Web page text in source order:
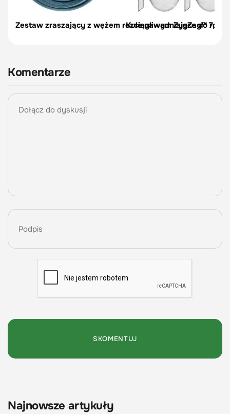
Zestaw zraszający z wężem rozciągliwym ZygZag™ 7,5 /
Kule nawadniające do
Komentarze
Najnowsze artykuły